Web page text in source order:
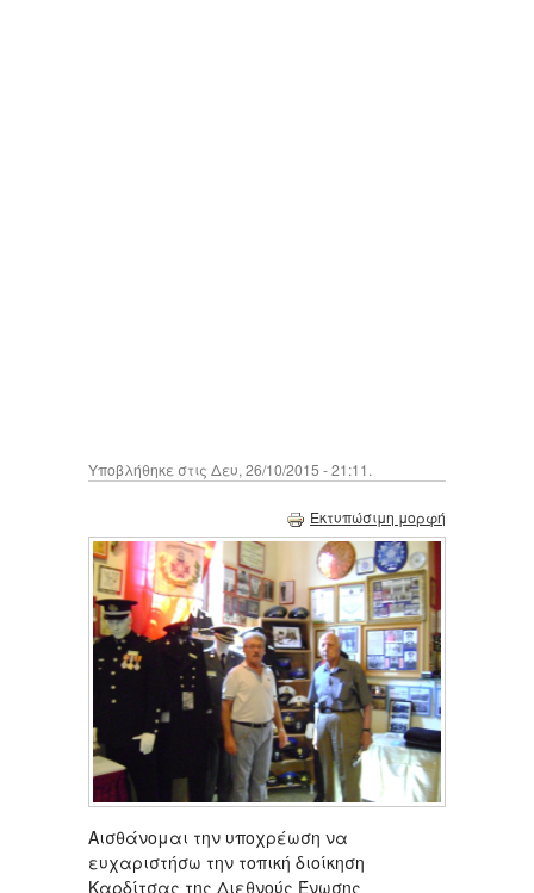
Υποβλήθηκε στις Δευ, 26/10/2015 - 21:11.
Εκτυπώσιμη μορφή
Αισθάνομαι την υποχρέωση να
ευχαριστήσω την τοπική διοίκηση
Καρδίτσας της Διεθνούς Ένωσης